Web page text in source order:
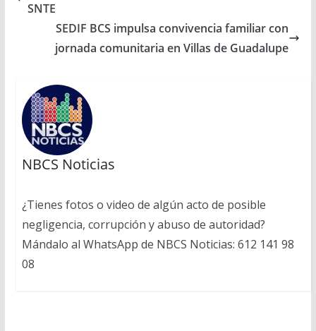
SNTE
SEDIF BCS impulsa convivencia familiar con
jornada comunitaria en Villas de Guadalupe
NBCS Noticias
¿Tienes fotos o video de algún acto de posible
negligencia, corrupción y abuso de autoridad?
Mándalo al WhatsApp de NBCS Noticias: 612 141 98
08